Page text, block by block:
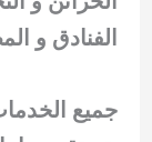
الفنادق و
جميع